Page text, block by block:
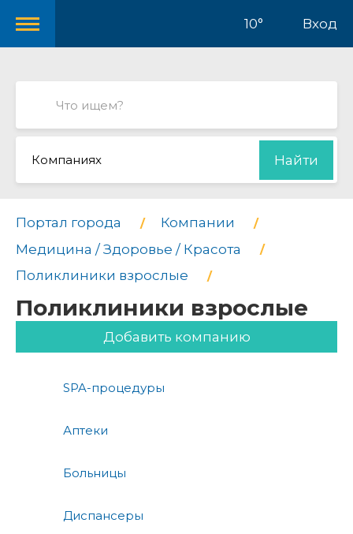
10° Вход
Компаниях Найти
Портал города
Компании
Медицина / Здоровье / Красота
Поликлиники взрослые
Поликлиники взрослые
Добавить компанию
SPA-процедуры
Аптеки
Больницы
Диспансеры